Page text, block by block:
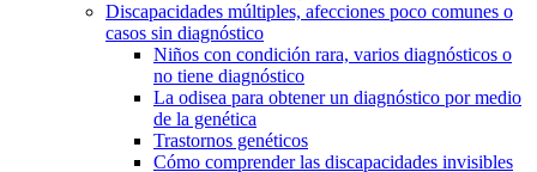
Discapacidades múltiples, afecciones poco comunes o
casos sin diagnóstico
Niños con condición rara, varios diagnósticos o
no tiene diagnóstico
La odisea para obtener un diagnóstico por medio
de la genética
Trastornos genéticos
Cómo comprender las discapacidades invisibles